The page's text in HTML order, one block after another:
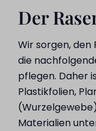
Der
Wir sorgen, den
die
pflegen. Daher
Plastikfolien,
Materialien